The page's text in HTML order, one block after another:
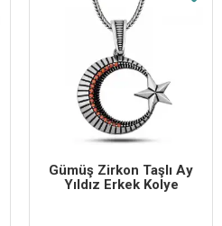
Gümüş Zirkon Taşlı Ay
Yıldız Erkek Kolye